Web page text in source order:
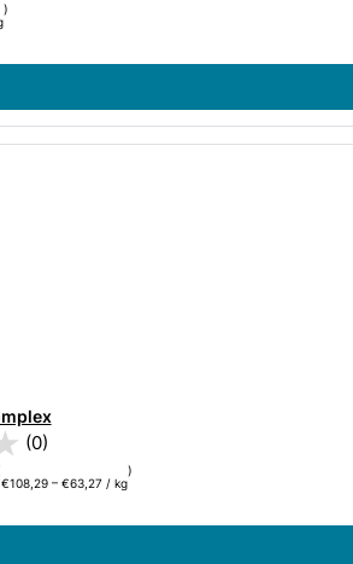
)
(0)
€108,29– €63,27/ kg
)